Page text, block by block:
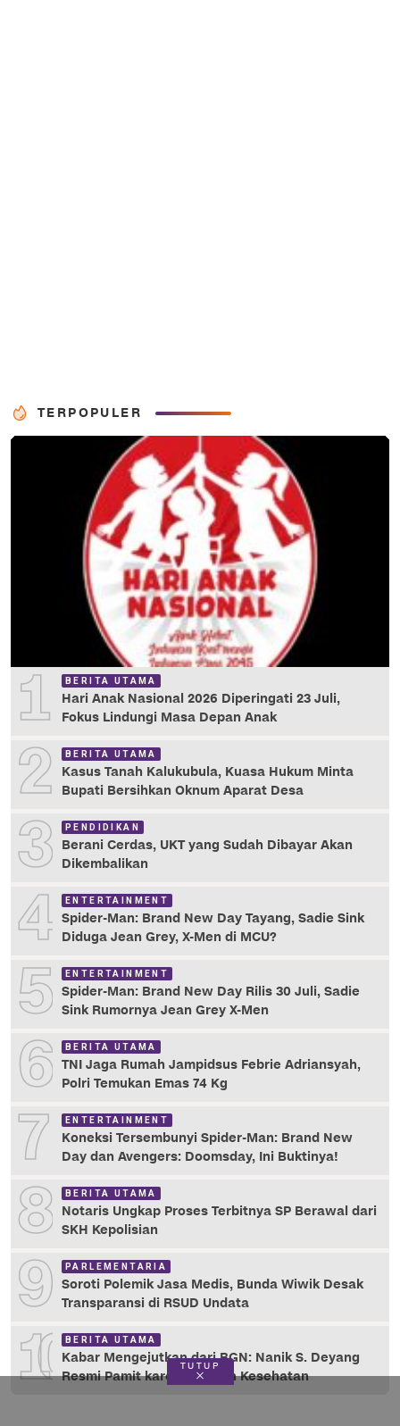
TERPOPULER
1 BERITA UTAMA
Hari Anak Nasional 2026 Diperingati 23 Juli,
Fokus Lindungi Masa Depan Anak
2 BERITA UTAMA
Kasus Tanah Kalukubula, Kuasa Hukum Minta
Bupati Bersihkan Oknum Aparat Desa
3 PENDIDIKAN
Berani Cerdas, UKT yang Sudah Dibayar Akan
Dikembalikan
4 ENTERTAINMENT
Spider-Man: Brand New Day Tayang, Sadie Sink
Diduga Jean Grey, X-Men di MCU?
5 ENTERTAINMENT
Spider-Man: Brand New Day Rilis 30 Juli, Sadie
Sink Rumornya Jean Grey X-Men
6 BERITA UTAMA
TNI Jaga Rumah Jampidsus Febrie Adriansyah,
Polri Temukan Emas 74 Kg
7 ENTERTAINMENT
Koneksi Tersembunyi Spider-Man: Brand New
Day dan Avengers: Doomsday, Ini Buktinya!
8 BERITA UTAMA
Notaris Ungkap Proses Terbitnya SP Berawal dari
SKH Kepolisian
9 PARLEMENTARIA
Soroti Polemik Jasa Medis, Bunda Wiwik Desak
Transparansi di RSUD Undata
10 BERITA UTAMA
Kabar Mengejutkan dari BGN: Nanik S. Deyang
Resmi Pamit karena Alasan Kesehatan
TUTUP